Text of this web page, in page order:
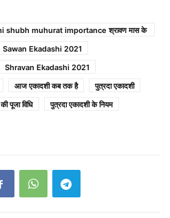
muhurat importance श्रावण मास के
Sawan Ekadashi 2021
Shravan Ekadashi 2021
आज एकादशी कब तक है
पुत्रदा एकादशी
पूजा विधि
पुत्रदा एकादशी के नियम